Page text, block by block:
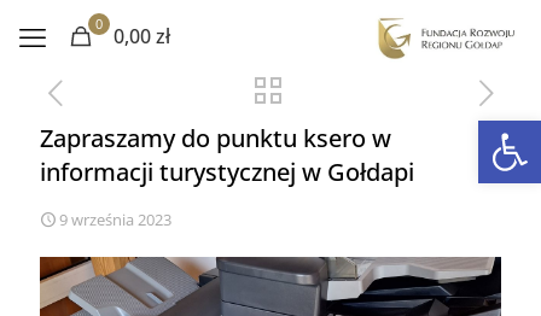
0 0,00 zł
Zapraszamy do punktu ksero w
informacji turystycznej w Gołdapi
9 września 2023